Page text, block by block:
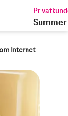
Cart
Summer
Internet